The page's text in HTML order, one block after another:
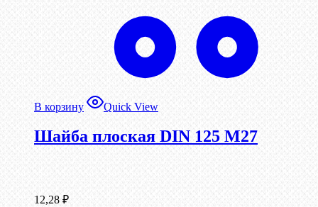
В корзину Quick View
Шайба плоская DIN 125 М27
12,28 ₽